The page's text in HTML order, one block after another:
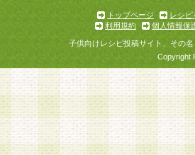
トップページ
レシピ
利用規約
個人情報保
子供向けレシピ投稿サイト、その
Copyright